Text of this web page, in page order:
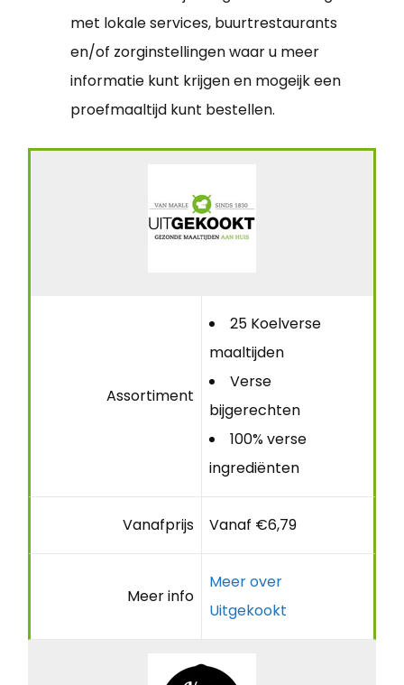
met lokale services, buurtrestaurants
en/of zorginstellingen waar u meer
informatie kunt krijgen en mogeijk een
proefmaaltijd kunt bestellen.
Assortiment
25 Koelverse
maaltijden
Verse
bijgerechten
100% verse
ingrediënten
Vanafprijs Vanaf €6,79
Meer info
Meer over
Uitgekookt